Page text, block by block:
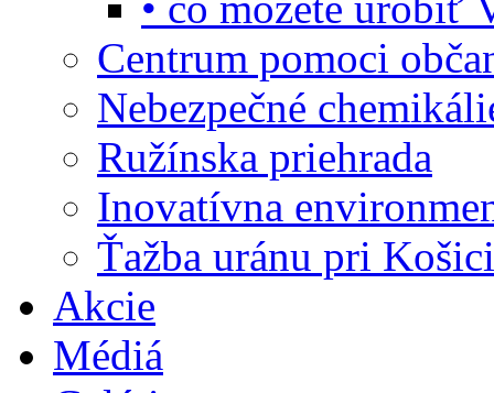
Centrum pomoci
Nebezpečné
Ružínska priehrada
Inovatívna
Ťažba uránu pri
Akcie
Médiá